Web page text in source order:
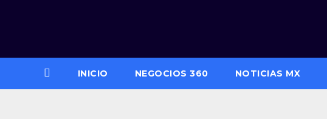
INICIO NEGOCIOS 360 NOTICIAS MX